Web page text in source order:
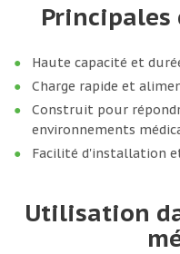
Haute capacité et
Charge rapide et
Construit pour
environnements
Facilité d'installation
Utilisation